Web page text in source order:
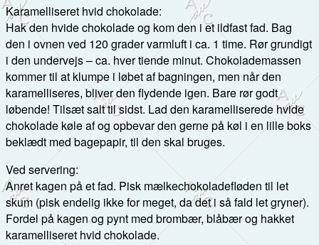
Karamelliseret hvid chokolade:
Hak den hvide chokolade og kom den i et ildfast fad. Bag
den i ovnen ved 120 grader varmluft i ca. 1 time. Rør grundigt
i den undervejs – ca. hver tiende minut. Chokolademassen
kommer til at klumpe i løbet af bagningen, men når den
karamelliseres, bliver den flydende igen. Bare rør godt
løbende! Tilsæt salt til sidst. Lad den karamelliserede hvide
chokolade køle af og opbevar den gerne på køl i en lille boks
beklædt med bagepapir, til den skal bruges.
Ved servering:
Anret kagen på et fad. Pisk mælkechokoladefløden til let
skum (pisk endelig ikke for meget, da det i så fald let gryner).
Fordel på kagen og pynt med brombær, blåbær og hakket
karamelliseret hvid chokolade.